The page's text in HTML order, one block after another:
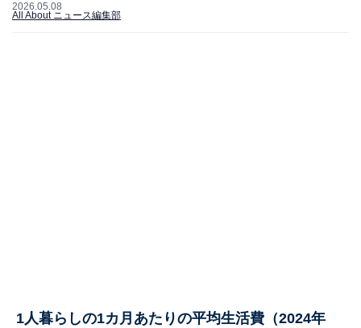
2026.05.08
All About ニュース編集部
1人暮らしの1カ月あたりの平均生活費（2024年